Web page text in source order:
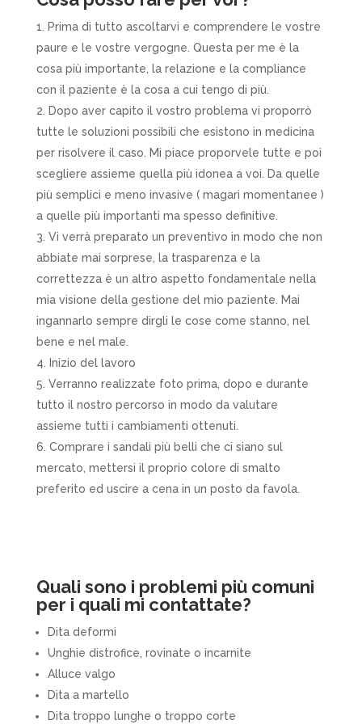
Prima di tutto ascoltarvi e comprendere le vostre
paure e le vostre vergogne. Questa per me è la
cosa più importante, la relazione e la compliance
con il paziente è la cosa a cui tengo di più.
Dopo aver capito il vostro problema vi proporrò
tutte le soluzioni possibili che esistono in medicina
per risolvere il caso. Mi piace proporvele tutte e poi
scegliere assieme quella più idonea a voi. Da quelle
più semplici e meno invasive ( magari momentanee )
a quelle più importanti ma spesso definitive.
Vi verrà preparato un preventivo in modo che non
abbiate mai sorprese, la trasparenza e la
correttezza è un altro aspetto fondamentale nella
mia visione della gestione del mio paziente. Mai
ingannarlo sempre dirgli le cose come stanno, nel
bene e nel male.
Inizio del lavoro
Verranno realizzate foto prima, dopo e durante
tutto il nostro percorso in modo da valutare
assieme tutti i cambiamenti ottenuti.
Comprare i sandali più belli che ci siano sul
mercato, mettersi il proprio colore di smalto
preferito ed uscire a cena in un posto da favola.
Quali sono i problemi più comuni
per i quali mi contattate?
Dita deformi
Unghie distrofice, rovinate o incarnite
Alluce valgo
Dita a martello
Dita troppo lunghe o troppo corte